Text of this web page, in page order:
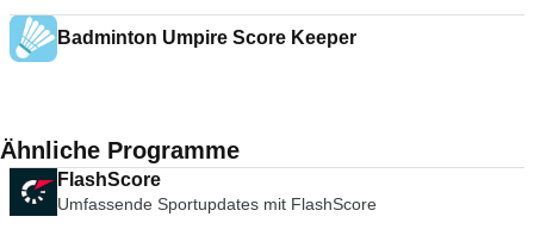
Badminton Umpire Score Keeper
Ähnliche Programme
FlashScore
Umfassende Sportupdates mit FlashScore